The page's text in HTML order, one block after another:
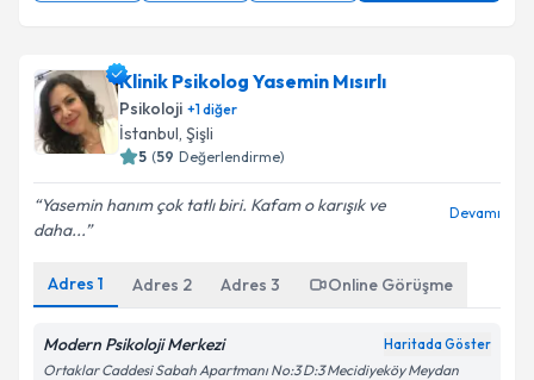
Klinik Psikolog Yasemin Mısırlı
Psikoloji +1diğer
İstanbul, Şişli
5 (59 Değerlendirme)
Yasemin hanım çok tatlı biri. Kafam o karışık ve
daha...
Devamı
Adres 1 Adres 2 Adres 3 Online Görüşme
Modern Psikoloji Merkezi Haritada Göster
Ortaklar Caddesi Sabah Apartmanı No:3 D:3 Mecidiyeköy Meydan